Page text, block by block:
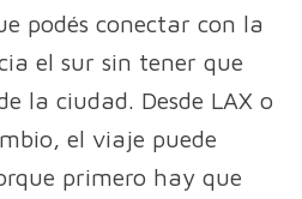
podés conectar con la
el sur sin tener que
la ciudad. Desde LAX o
el viaje puede
primero hay que